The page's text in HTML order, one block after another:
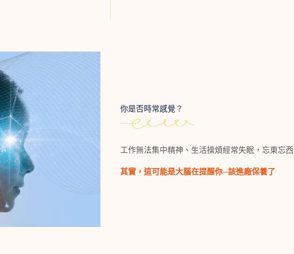
你是否時常感覺？
工作無法集中精神、生活操煩經常失眠，忘東忘
其實，這可能是大腦在提醒你─該進廠保養了